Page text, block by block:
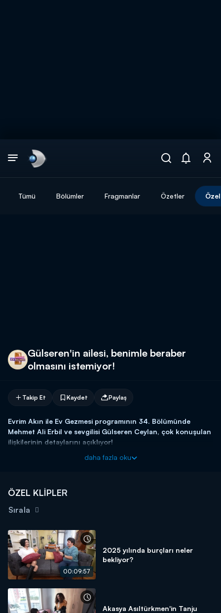
Tümü Bölümler Fragmanlar Özetler
Gülseren'in ailesi, benimle beraber
olmasını istemiyor!
Takip Et Kaydet Paylaş
Evrim Akın ile Ev Gezmesi programının 34. Bölümünde
Mehmet Ali Erbil ve sevgilisi Gülseren Ceylan, çok konuşulan
ilişkilerinin detaylarını açıklıyor!
Evrim Akın ile Ev Gezmesi her pazar 12.45'te Kanal D'de!
daha fazla oku
ÖZEL KLİPLER
Sırala
00:09:57
2025 yılında burçları neler
bekliyor?
Akasya Asıltürkmen'in Tanju